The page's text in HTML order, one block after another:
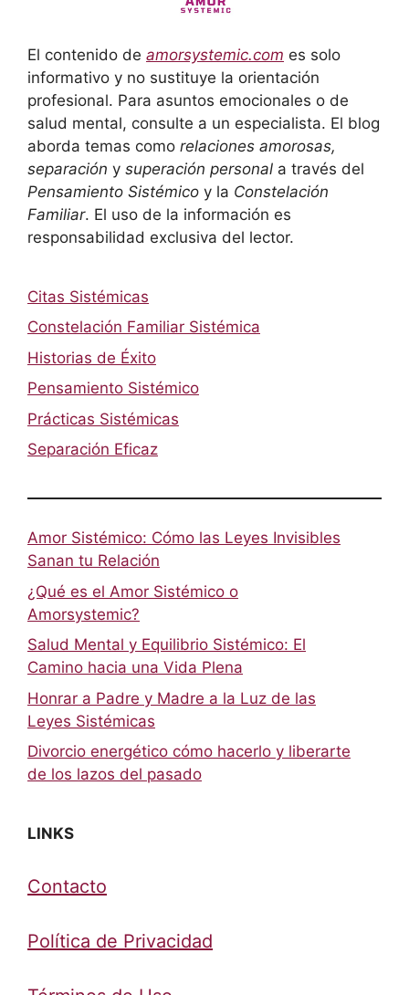
El contenido de amorsystemic.com es solo
informativo y no sustituye la orientación
profesional. Para asuntos emocionales o de
salud mental, consulte a un especialista. El blog
aborda temas como relaciones amorosas,
separación y superación personal a través del
Pensamiento Sistémico y la Constelación
Familiar. El uso de la información es
responsabilidad exclusiva del lector.
Citas Sistémicas
Constelación Familiar Sistémica
Historias de Éxito
Pensamiento Sistémico
Prácticas Sistémicas
Separación Eficaz
Amor Sistémico: Cómo las Leyes Invisibles
Sanan tu Relación
¿Qué es el Amor Sistémico o
Amorsystemic?
Salud Mental y Equilibrio Sistémico: El
Camino hacia una Vida Plena
Honrar a Padre y Madre a la Luz de las
Leyes Sistémicas
Divorcio energético cómo hacerlo y liberarte
de los lazos del pasado
LINKS
Contacto
Política de Privacidad